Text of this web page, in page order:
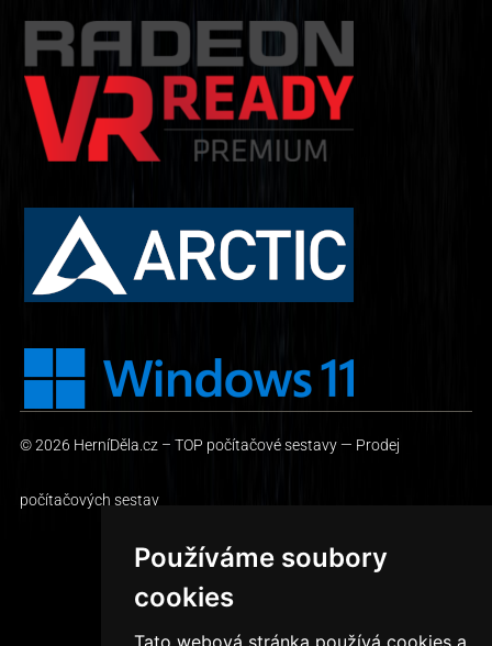
Používáme soubory
cookies
Tato webová stránka používá cookies a
© 2026 HerníDěla.cz – TOP počítačové sestavy— Prodej
počítačových sestav